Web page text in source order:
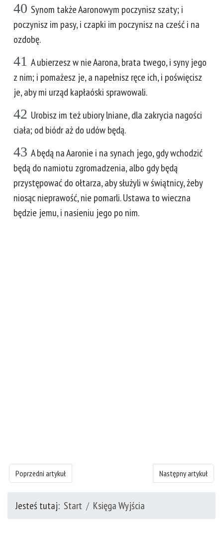
40 Synom także Aaronowym poczynisz szaty; i
poczynisz im pasy, i czapki im poczynisz na cześć i na
ozdobę.
41 A ubierzesz w nie Aarona, brata twego, i syny jego
z nim; i pomażesz je, a napełnisz ręce ich, i poświęcisz
je, aby mi urząd kapłaóski sprawowali.
42 Urobisz im też ubiory lniane, dla zakrycia nagości
ciała; od biódr aż do udów będą.
43 A będą na Aaronie i na synach jego, gdy wchodzić
będą do namiotu zgromadzenia, albo gdy będą
przystępować do ołtarza, aby służyli w świątnicy, żeby
niosąc nieprawość, nie pomarli. Ustawa to wieczna
będzie jemu, i nasieniu jego po nim.
Poprzedni artykuł: Księgę Wyjścia - rozdział 27
Poprzedni artykuł Następny artykuł:
Następny artykuł
Jesteś tutaj: Start Księga Wyjścia